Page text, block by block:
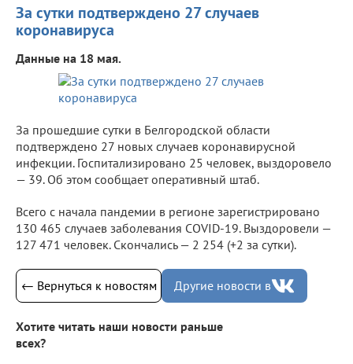
За сутки подтверждено 27 случаев
коронавируса
Данные на 18 мая.
За прошедшие сутки в Белгородской области
подтверждено 27 новых случаев коронавирусной
инфекции. Госпитализировано 25 человек, выздоровело
— 39. Об этом сообщает оперативный штаб.
Всего с начала пандемии в регионе зарегистрировано
130 465 случаев заболевания COVID-19. Выздоровели —
127 471 человек. Скончались — 2 254 (+2 за сутки).
← Вернуться к новостям Другие новости в
Хотите читать наши новости раньше
всех?